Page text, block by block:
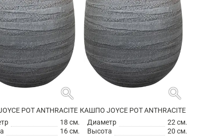
search
POT ANTHRACITE
18 см.
16 см.
search
КАШПО JOYCE POT ANTHRACITE
Диаметр
22 см.
Высота
20 см.